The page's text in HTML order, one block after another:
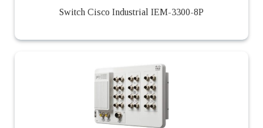
Switch Cisco Industrial IEM-3300-8P